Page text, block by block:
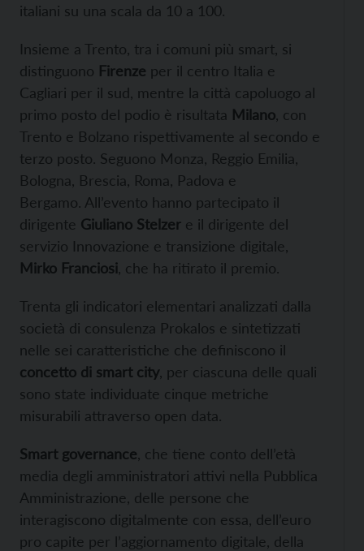
italiani su una scala da 10 a 100.
Insieme a Trento, tra i comuni più smart, si
distinguono Firenze per il centro Italia e
Cagliari per il sud, mentre la città capoluogo al
primo posto del podio è risultata Milano , con
Trento e Bolzano rispettivamente al secondo e
terzo posto. Seguono Monza, Reggio Emilia,
Bologna, Brescia, Roma, Padova e
Bergamo. All’evento hanno partecipato il
dirigente Giuliano Stelzer e il dirigente del
servizio Innovazione e transizione digitale,
Mirko Franciosi , che ha ritirato il premio.
Trenta gli indicatori elementari analizzati dalla
società di consulenza Prokalos e sintetizzati
nelle sei caratteristiche che definiscono il
concetto di smart city , per ciascuna delle quali
sono state individuate cinque metriche
misurabili attraverso open data.
Smart governance , che tiene conto dell’età
media degli amministratori attivi nella Pubblica
Amministrazione, delle persone che
interagiscono digitalmente con essa, dell’euro
pro capite per l’aggiornamento digitale, della